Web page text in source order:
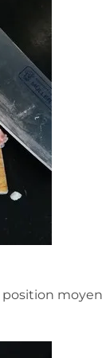
position